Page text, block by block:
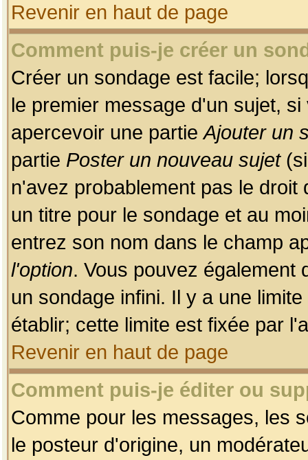
Revenir en haut de page
Comment puis-je créer un
Créer un sondage est facile;
le premier message d'un sujet,
apercevoir une partieAjouter un
partie Poster un nouveau sujet(si
n'avez probablement pas le
un titre pour le sondage et au
entrez son nom dans le champ
l'option. Vous pouvez également
un sondage infini. Il y a une
établir; cette limite est fixée par
Revenir en haut de page
Comment puis-je éditer ou
Comme pour les messages, les
le posteur d'origine, un